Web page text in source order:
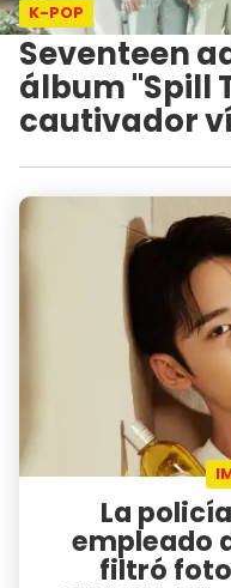
K-POP
Seventeen
álbum "Spill
cautivador
La
empleado
filtró